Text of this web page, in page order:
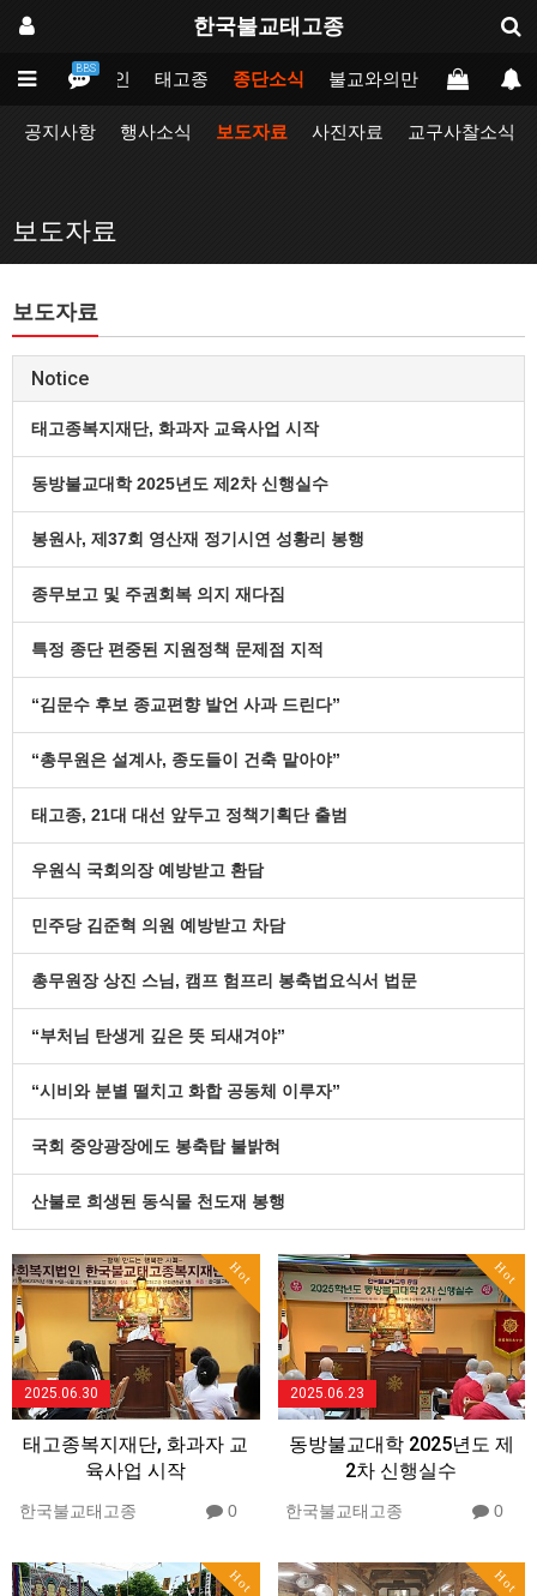
한국불교태고종
BBS
메인 태고종 종단소식 불교와의만남 업무포털
공지사항 행사소식 보도자료 사진자료 교구사찰소식
보도자료
보도자료
Notice
태고종복지재단, 화과자 교육사업 시작
동방불교대학 2025년도 제2차 신행실수
봉원사, 제37회 영산재 정기시연 성황리 봉행
종무보고 및 주권회복 의지 재다짐
특정 종단 편중된 지원정책 문제점 지적
“김문수 후보 종교편향 발언 사과 드린다”
“총무원은 설계사, 종도들이 건축 맡아야”
태고종, 21대 대선 앞두고 정책기획단 출범
우원식 국회의장 예방받고 환담
민주당 김준혁 의원 예방받고 차담
총무원장 상진 스님, 캠프 험프리 봉축법요식서 법문
“부처님 탄생게 깊은 뜻 되새겨야”
“시비와 분별 떨치고 화합 공동체 이루자”
국회 중앙광장에도 봉축탑 불밝혀
산불로 희생된 동식물 천도재 봉행
Hot
2025.06.30
태고종복지재단, 화과자 교
육사업 시작
한국불교태고종 0
Hot
2025.06.23
동방불교대학 2025년도 제
2차 신행실수
한국불교태고종 0
Hot Hot